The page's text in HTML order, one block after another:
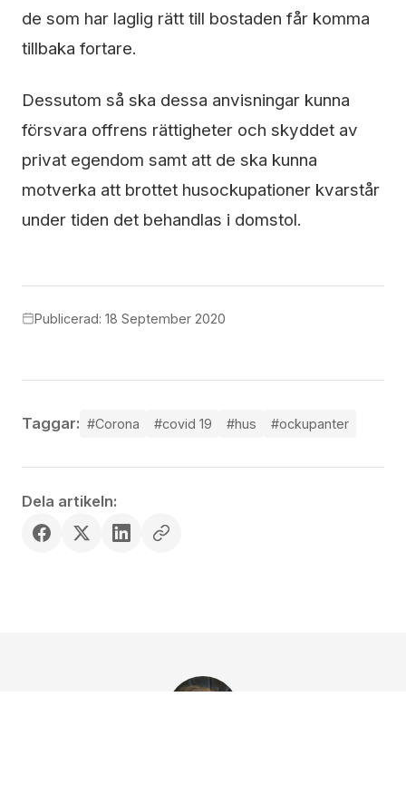
de som har laglig rätt till bostaden får komma
tillbaka fortare.
Dessutom så ska dessa anvisningar kunna
försvara offrens rättigheter och skyddet av
privat egendom samt att de ska kunna
motverka att brottet husockupationer kvarstår
under tiden det behandlas i domstol.
Publicerad: 18 September 2020
Taggar: #Corona #covid 19 #hus #ockupanter
Dela artikeln: